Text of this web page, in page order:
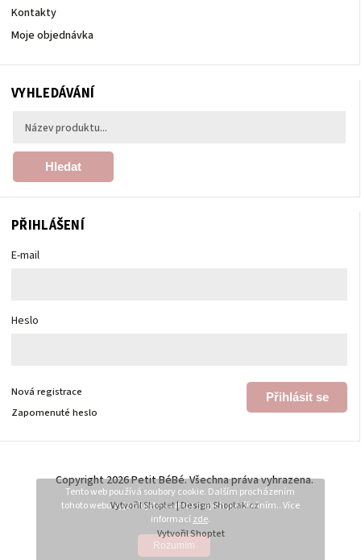
Tento web používá soubory cookie. Dalším procházením
tohoto webu vyjadřujete souhlas s jejich používáním.. Více
informacízde.
Rozumím
Kontakty
Moje objednávka
VYHLEDÁVÁNÍ
Hledat
PŘIHLÁŠENÍ
E-mail
Heslo
Přihlásit se
Nová registrace
Zapomenuté heslo
Vytvořil Shoptet
Copyright 2026Petit BéBé. Všechna práva vyhrazena.
VytvořilShoptet| DesignShoptak.cz